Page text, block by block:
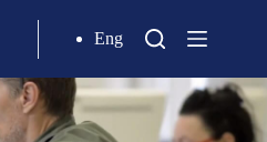
Eng